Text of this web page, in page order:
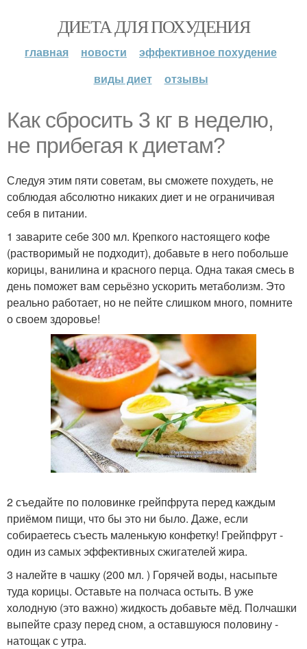
ДИЕТА ДЛЯ ПОХУДЕНИЯ
главная новости
эффективное похудение
виды диет
отзывы
Как сбросить 3 кг в неделю,
не прибегая к диетам?
Следуя этим пяти советам, вы сможете похудеть, не
соблюдая абсолютно никаких диет и не ограничивая
себя в питании.
1 заварите себе 300 мл. Крепкого настоящего кофе
(растворимый не подходит), добавьте в него побольше
корицы, ванилина и красного перца. Одна такая смесь в
день поможет вам серьёзно ускорить метаболизм. Это
реально работает, но не пейте слишком много, помните
о своем здоровье!
2 съедайте по половинке грейпфрута перед каждым
приёмом пищи, что бы это ни было. Даже, если
собираетесь съесть маленькую конфетку! Грейпфрут -
один из самых эффективных сжигателей жира.
3 налейте в чашку (200 мл. ) Горячей воды, насыпьте
туда корицы. Оставьте на полчаса остыть. В уже
холодную (это важно) жидкость добавьте мёд. Полчашки
выпейте сразу перед сном, а оставшуюся половину -
натощак с утра.